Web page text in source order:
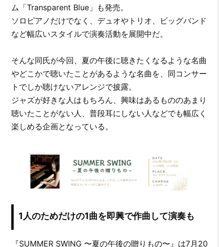
ム「Transparent Blue」も発売。
ソロピアノだけでなく、デュオやトリオ、ビッグバンド
など幅広いスタイルで演奏活動を展開中だ。
そんな同氏が今回、夏の午後に聴きたくなるような名曲
やどこかで聴いたことがあるような名曲を、同コンサー
トでしか聴けないアレンジで披露。
ジャズが好きな人はもちろん、興味はあるもののあまり
聴いたことがない人、普段耳にしない人などでも幅広く
楽しめる企画となっている。
1人のためだけの1曲を即興で作曲して演奏も
『SUMMER SWING 〜夏の午後の贈りもの〜』は7月20